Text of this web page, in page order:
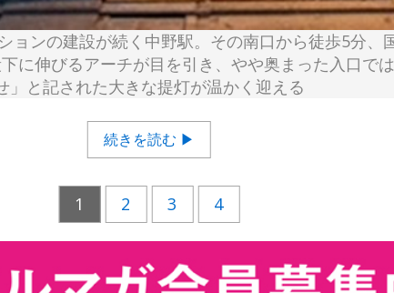
ョンの建設が続く中野駅。その南口から徒歩5分、
に伸びるアーチが目を引き、やや奥まった入口で
」と記された大きな提灯が温かく迎える
続きを読む ▶
1 2 3 4